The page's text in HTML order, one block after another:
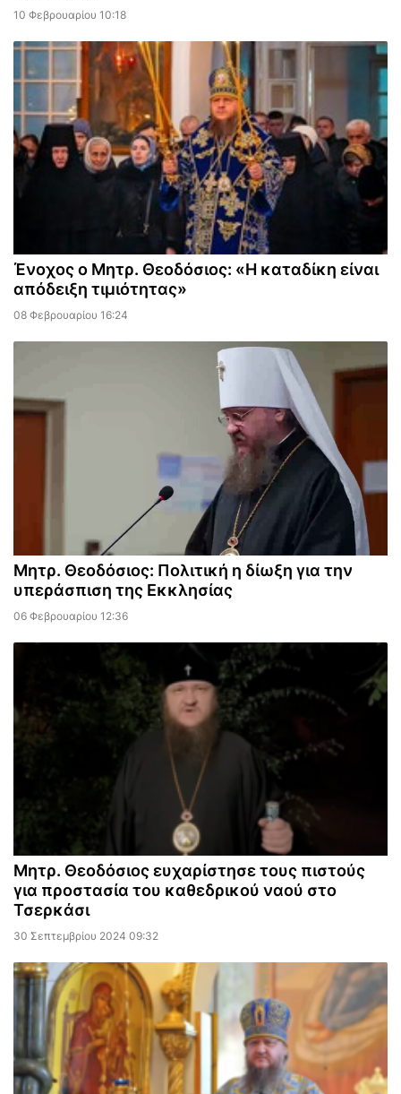
10 Φεβρουαρίου 10:18
Ένοχος ο Μητρ. Θεοδόσιος: «Η καταδίκη είναι
απόδειξη τιμιότητας»
08 Φεβρουαρίου 16:24
Μητρ. Θεοδόσιος: Πολιτική η δίωξη για την
υπεράσπιση της Εκκλησίας
06 Φεβρουαρίου 12:36
Μητρ. Θεοδόσιος ευχαρίστησε τους πιστούς
για προστασία του καθεδρικού ναού στο
Τσερκάσι
30 Σεπτεμβρίου 2024 09:32